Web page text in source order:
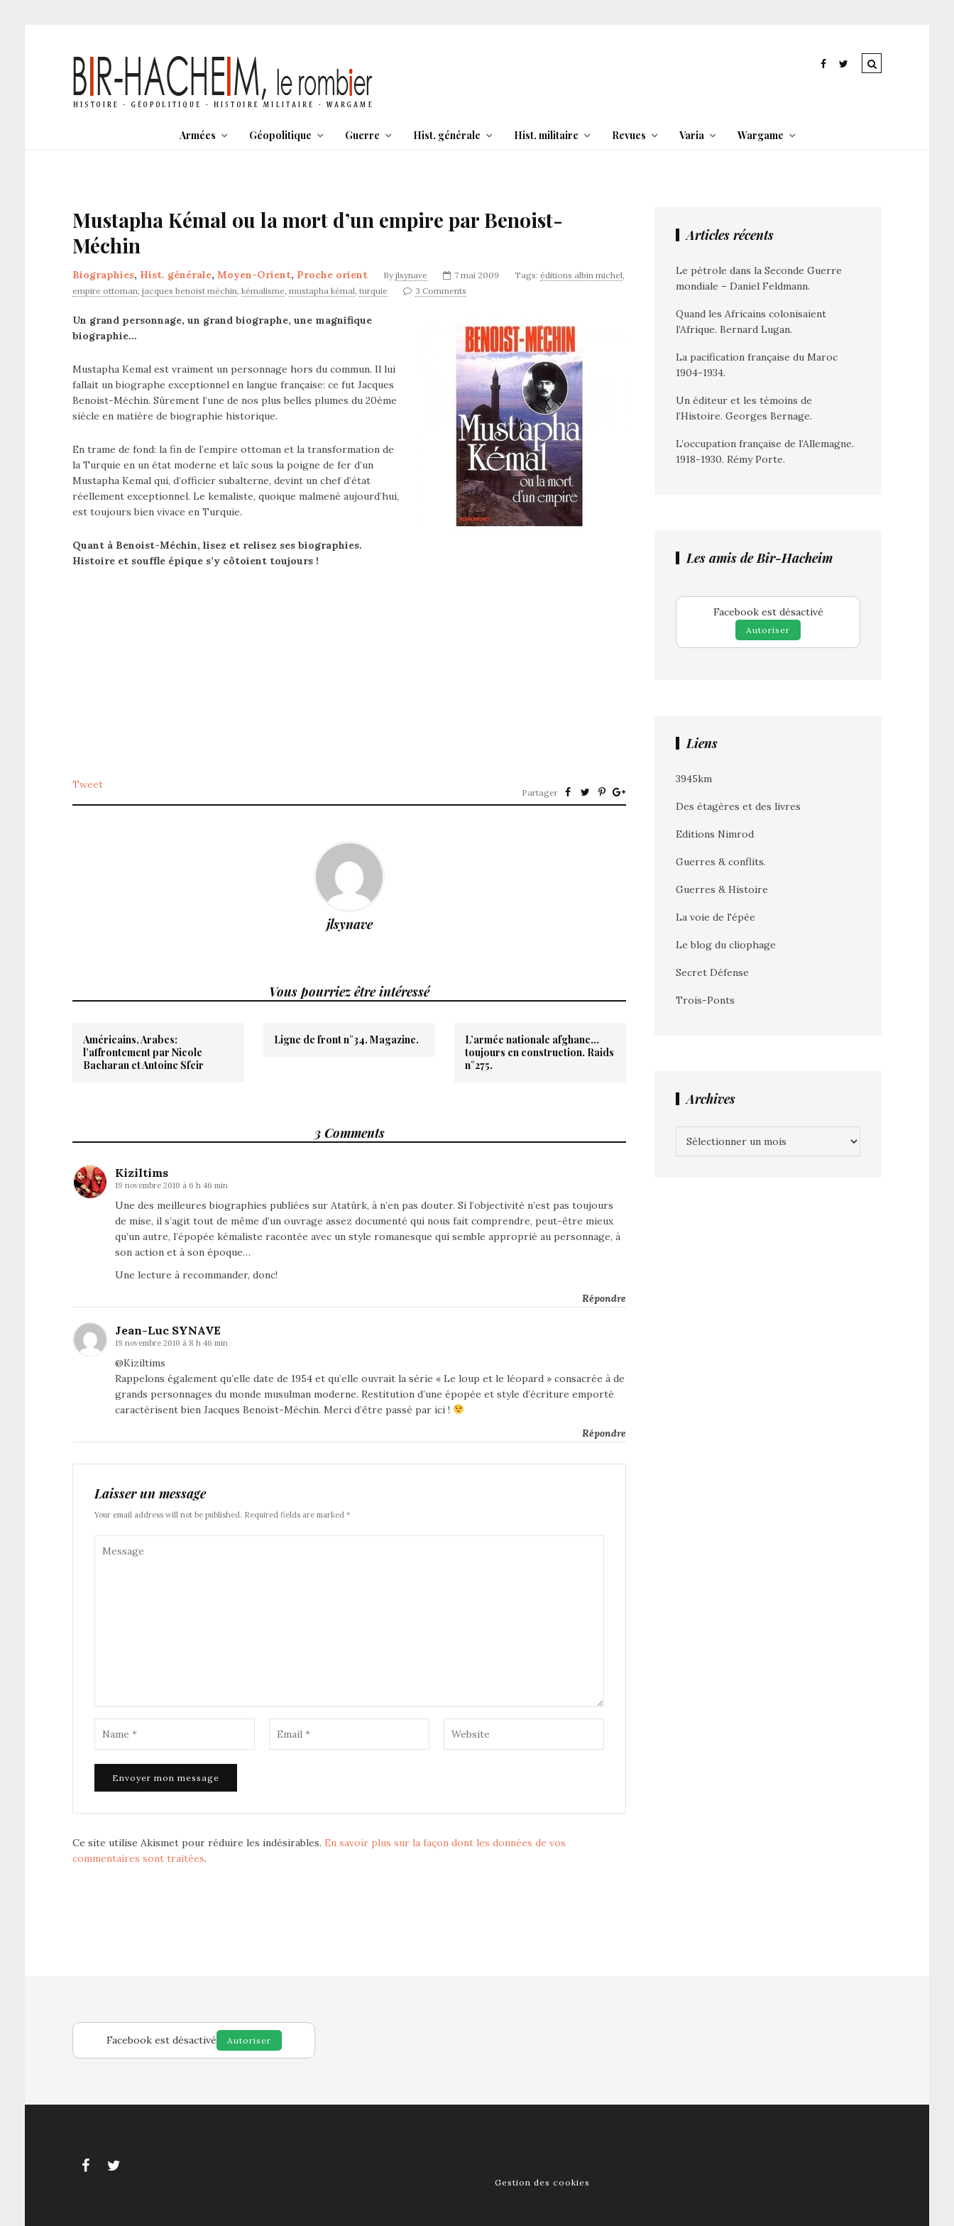
Armées Géopolitique Guerre Hist. générale Hist. militaire Revues Varia Wargame
Mustapha Kémal ou la mort d’un empire par Benoist-
Méchin
Biographies, Hist. générale, Moyen-Orient, Proche orient By jlsynave 7 mai 2009 Tags: éditions albin michel,
empire ottoman, jacques benoist méchin, kémalisme, mustapha kémal, turquie 3 Comments
Un grand personnage, un grand biographe, une magnifique
biographie…
Mustapha Kemal est vraiment un personnage hors du commun. Il lui
fallait un biographe exceptionnel en langue française: ce fut Jacques
Benoist-Méchin. Sûrement l’une de nos plus belles plumes du 20ème
siècle en matière de biographie historique.
En trame de fond: la fin de l’empire ottoman et la transformation de
la Turquie en un état moderne et laïc sous la poigne de fer d’un
Mustapha Kemal qui, d’officier subalterne, devint un chef d’état
réellement exceptionnel. Le kemaliste, quoique malmené aujourd’hui,
est toujours bien vivace en Turquie.
Quant à Benoist-Méchin, lisez et relisez ses biographies.
Histoire et souffle épique s’y côtoient toujours !
Tweet
Partager
jlsynave
Vous pourriez être intéressé
Américains, Arabes:
l’affrontement par Nicole
Bacharan et Antoine Sfeir
Ligne de front n°34. Magazine.
L’armée nationale afghane…
toujours en construction. Raids
n°275.
3 Comments
Kiziltims
19 novembre 2010 à 6 h 46 min
Une des meilleures biographies publiées sur Atatürk, à n’en pas douter. Si l’objectivité n’est pas toujours
de mise, il s’agit tout de même d’un ouvrage assez documenté qui nous fait comprendre, peut-être mieux
qu’un autre, l’épopée kémaliste racontée avec un style romanesque qui semble approprié au personnage, à
son action et à son époque…
Une lecture à recommander, donc!
Répondre
Jean-Luc SYNAVE
19 novembre 2010 à 8 h 46 min
@Kiziltims
Rappelons également qu’elle date de 1954 et qu’elle ouvrait la série « Le loup et le léopard » consacrée à de
grands personnages du monde musulman moderne. Restitution d’une épopée et style d’écriture emporté
caractérisent bien Jacques Benoist-Méchin. Merci d’être passé par ici !
Répondre
Laisser un message
Your email address will not be published. Required fields are marked *
Ce site utilise Akismet pour réduire les indésirables. En savoir plus sur la façon dont les données de vos
commentaires sont traitées.
Articles récents
Le pétrole dans la Seconde Guerre
mondiale – Daniel Feldmann.
Quand les Africains colonisaient
l’Afrique. Bernard Lugan.
La pacification française du Maroc
1904-1934.
Un éditeur et les témoins de
l’Histoire. Georges Bernage.
L’occupation française de l’Allemagne.
1918-1930. Rémy Porte.
Les amis de Bir-Hacheim
Facebook est désactivé
Autoriser
Liens
3945km
Des étagères et des livres
Editions Nimrod
Guerres & conflits.
Guerres & Histoire
La voie de l'épée
Le blog du cliophage
Secret Défense
Trois-Ponts
Archives
Facebook est désactivé Autoriser
Gestion des cookies